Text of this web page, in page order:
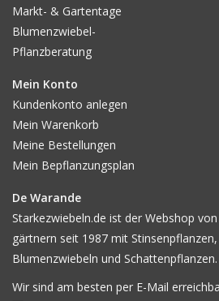
Markt- & Gartentage
Blumenzwiebel-
Pflanzberatung
Mein Konto
Kundenkonto anlegen
Mein Warenkorb
Meine Bestellungen
Mein Bepflanzungsplan
De Warande
Starkezwiebeln.de ist der Webshop
gärtnern seit 1987 mit
Blumenzwiebeln und Schattenpflanzen.
Wir sind am besten per E-Mail